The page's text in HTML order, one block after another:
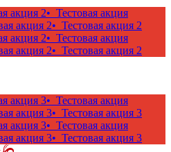
акция 2• Тестовая акция
акция 2• Тестовая акция 2
акция 2• Тестовая акция
акция 2• Тестовая акция 2
акция 3• Тестовая акция
акция 3• Тестовая акция 3
акция 3• Тестовая акция
акция 3• Тестовая акция 3